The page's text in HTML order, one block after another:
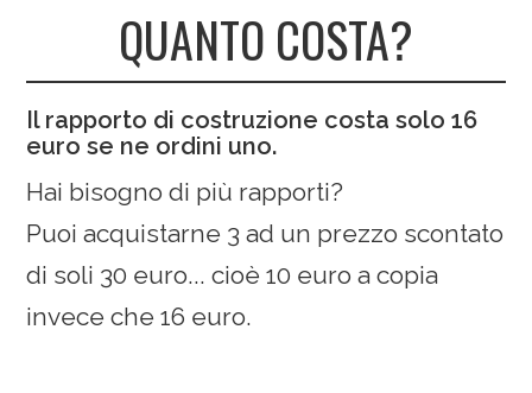
QUANTO COSTA?
Il rapporto di costruzione costa solo 16
euro se ne ordini uno.
Hai bisogno di più rapporti?
Puoi acquistarne 3 ad un prezzo scontato
di soli 30 euro... cioè 10 euro a copia
invece che 16 euro.